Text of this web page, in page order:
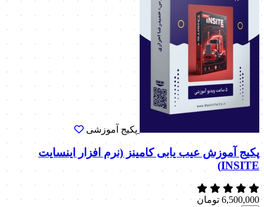
پکیج آموزشی
پکیج آموزش عیب یابی کامینز (نرم افزار اینسایت
INSITE)
6,500,000 تومان